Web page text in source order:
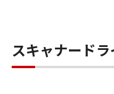
スキャナードラ